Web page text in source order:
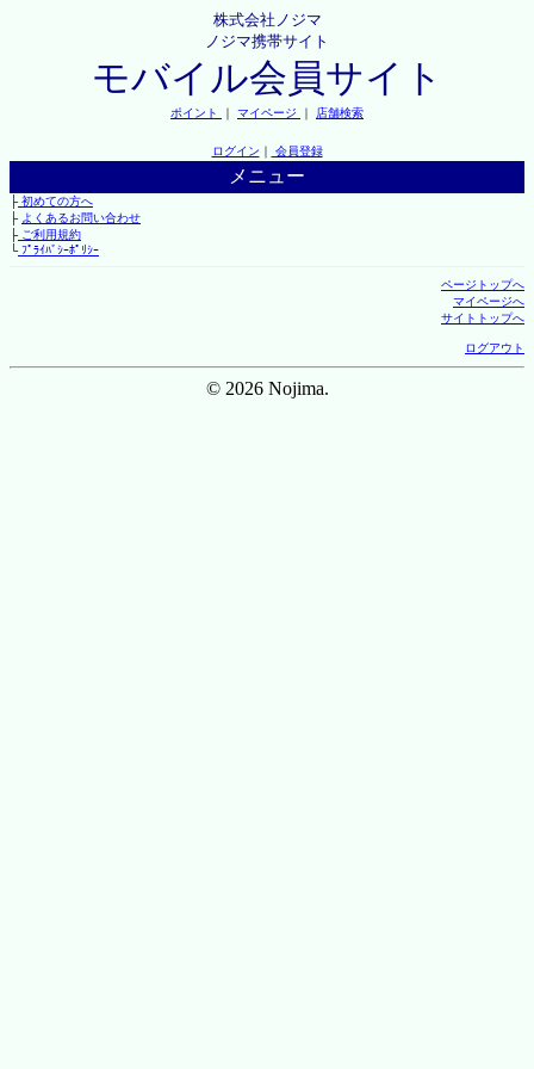
株式会社ノジマ
ノジマ携帯サイト
モバイル会員サイト
ポイント ｜ マイページ ｜ 店舗検索
ログイン ｜ 会員登録
メニュー
├初めての方へ
├ よくあるお問い合わせ
├ご利用規約
└ﾌﾟﾗｲﾊﾞｼｰﾎﾟﾘｼｰ
ページトップへ
マイページへ
サイトトップへ
ログアウト
© 2026 Nojima.